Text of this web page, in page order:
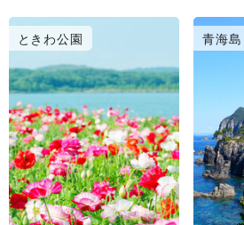
ときわ公園 青海島